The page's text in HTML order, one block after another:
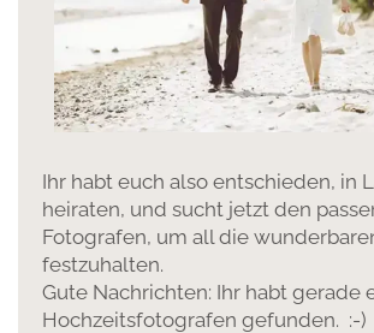
Ihr habt euch also entschieden, in
heiraten, und sucht jetzt den
Fotografen, um all die
festzuhalten.
Gute Nachrichten: Ihr habt gerade
Hochzeitsfotografen gefunden. :-)